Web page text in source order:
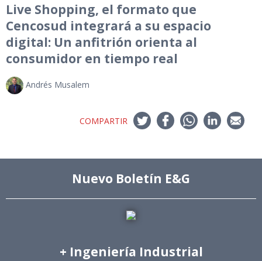
Live Shopping, el formato que
Cencosud integrará a su espacio
digital: Un anfitrión orienta al
consumidor en tiempo real
Andrés Musalem
COMPARTIR
Nuevo Boletín E&G
+ Ingeniería Industrial